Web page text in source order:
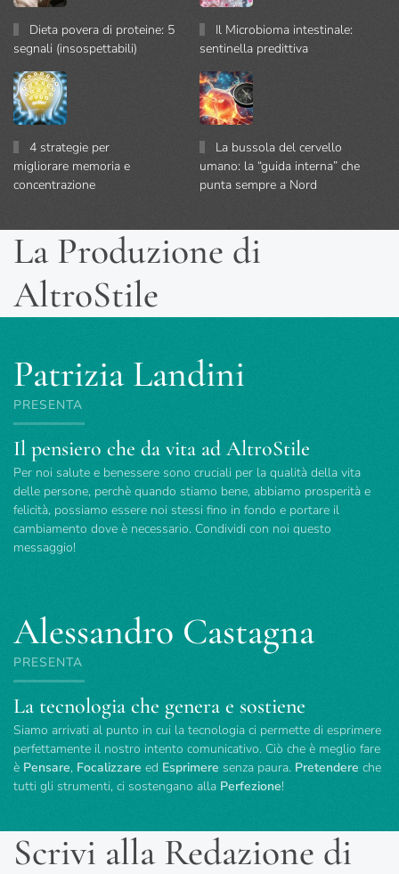
Dieta povera di proteine: 5
segnali (insospettabili)
Il Microbioma intestinale:
sentinella predittiva
4 strategie per
migliorare memoria e
concentrazione
La bussola del cervello
umano: la “guida interna” che
punta sempre a Nord
La Produzione di
AltroStile
Patrizia Landini
PRESENTA
Il pensiero che da vita ad AltroStile
Per noi salute e benessere sono cruciali per la qualità della vita
delle persone, perchè quando stiamo bene, abbiamo prosperità e
felicità, possiamo essere noi stessi fino in fondo e portare il
cambiamento dove è necessario. Condividi con noi questo
messaggio!
Alessandro Castagna
PRESENTA
La tecnologia che genera e sostiene
Siamo arrivati al punto in cui la tecnologia ci permette di esprimere
perfettamente il nostro intento comunicativo. Ciò che è meglio fare
è Pensare, Focalizzare ed Esprimere senza paura. Pretendere che
tutti gli strumenti, ci sostengano alla Perfezione!
Scrivi alla Redazione di